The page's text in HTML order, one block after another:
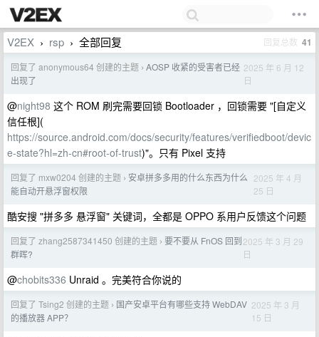
V2EX › rsp › 全部回复 回复总数 41
回复了 anonymous64 创建的主题 › AOSP 收紧的受害者已经
出现了
2025 年 6 月 12
日
@night98 这个 ROM 刷完需要回锁 Bootloader ，回锁需要 "[自定义
信任根](
https://source.android.com/docs/security/features/verifiedboot/devic
e-state?hl=zh-cn#root-of-trust)"。只有 Pixel 支持
回复了 mxw0204 创建的主题 › 安卓拼多多用的什么东西为什么
能自动开悬浮窗权限
2025 年 4 月
25 日
酷安搜 "拼多多 悬浮窗" 关键词，全都是 OPPO 系用户反馈这个问题
回复了 zhang2587341450 创建的主题 › 要不要从 FnOS 回到
群晖?
2025 年 3 月 29
日
@chobits336 Unraid 。完美符合你说的
回复了 Tsing2 创建的主题 › 国产安卓平台有哪些支持 WebDAV
的播放器 APP？
2025 年 3 月
15 日